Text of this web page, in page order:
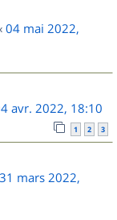
04 mai 2022,
avr. 2022, 18:10
1 2 3
31 mars 2022,